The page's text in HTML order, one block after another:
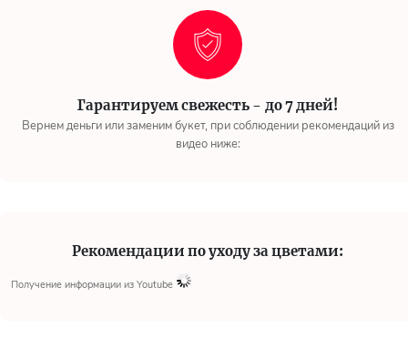
Гарантируем свежесть - до 7 дней!
Вернем деньги или заменим букет, при соблюдении рекомендаций из
видео ниже:
Рекомендации по уходу за цветами:
Получение информации из Youtube